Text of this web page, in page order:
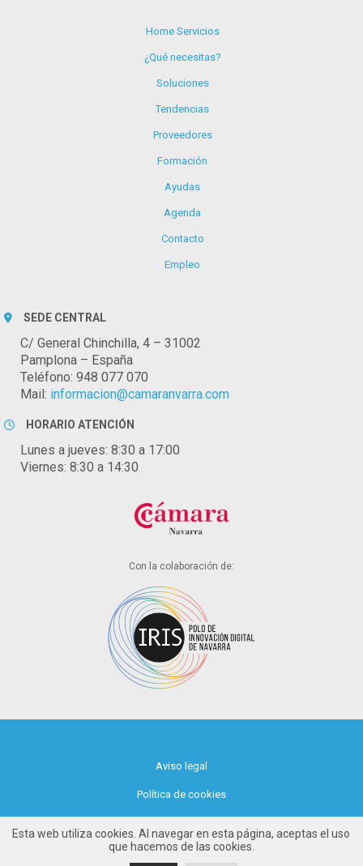
Home Servicios
¿Qué necesitas?
Soluciones
Tendencias
Proveedores
Formación
Ayudas
Agenda
Contacto
Empleo
SEDE CENTRAL
C/ General Chinchilla, 4 – 31002
Pamplona – España
Teléfono: 948 077 070
Mail: informacion@camaranvarra.com
HORARIO ATENCIÓN
Lunes a jueves: 8:30 a 17:00
Viernes: 8:30 a 14:30
Con la colaboración de:
Aviso legal
Política de cookies
Esta web utiliza cookies. Al navegar en esta página, aceptas el uso
que hacemos de las cookies.